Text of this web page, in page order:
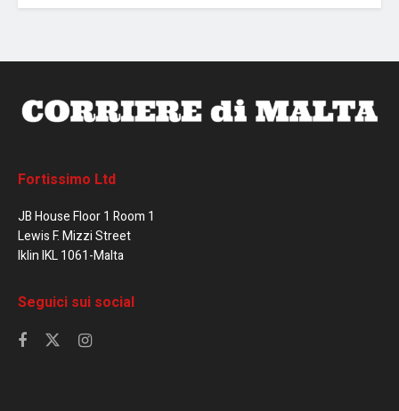
Fortissimo Ltd
JB House Floor 1 Room 1
Lewis F. Mizzi Street
Iklin IKL 1061-Malta
Seguici sui social